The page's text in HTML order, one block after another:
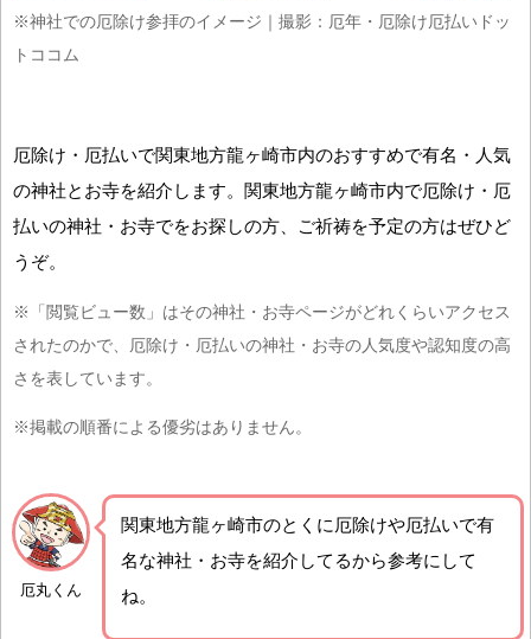
※神社での厄除け参拝のイメージ｜撮影：厄年・厄除け厄払いドッ
トココム
厄除け・厄払いで関東地方龍ヶ崎市内のおすすめで有名・人気
の神社とお寺を紹介します。関東地方龍ヶ崎市内で厄除け・厄
払いの神社・お寺でをお探しの方、ご祈祷を予定の方はぜひど
うぞ。
※「閲覧ビュー数」はその神社・お寺ページがどれくらいアクセス
されたのかで、厄除け・厄払いの神社・お寺の人気度や認知度の高
さを表しています。
※掲載の順番による優劣はありません。
厄丸くん
関東地方龍ヶ崎市のとくに厄除けや厄払いで有
名な神社・お寺を紹介 してるから参考にして
ね。